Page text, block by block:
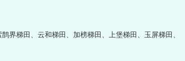
界梯田、云和梯田、加榜梯田、上堡梯田、玉屏梯田、